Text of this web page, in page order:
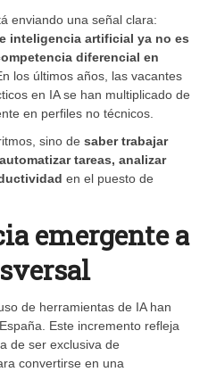
enviando una señal clara:
inteligencia artificial ya no es
diferencial en
los últimos años, las vacantes
en IA se han multiplicado de
en perfiles no técnicos.
sino de saber trabajar
tareas, analizar
en el puesto de
emergente a
de herramientas de IA han
Este incremento refleja
de ser exclusiva de
convertirse en una